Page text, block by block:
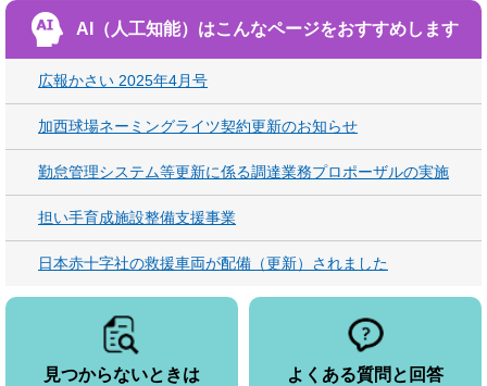
AI（人工知能）はこんなページをおすすめします
広報かさい 2025年4月号
加西球場ネーミングライツ契約更新のお知らせ
勤怠管理システム等更新に係る調達業務プロポーザルの実施
担い手育成施設整備支援事業
日本赤十字社の救援車両が配備（更新）されました
見つからないときは よくある質問と回答